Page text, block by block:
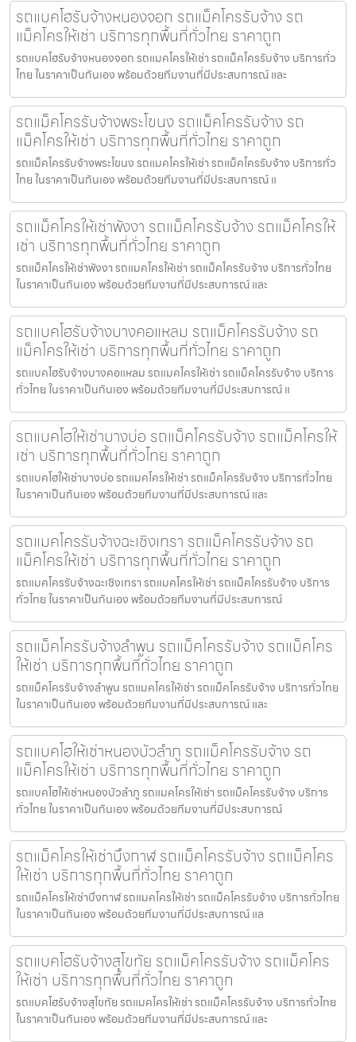
รถแบคโฮรับจ้างหนองจอก รถแม็คโครรับจ้าง รถ
แม็คโครให้เช่า บริการทุกพื้นที่ทั่วไทย ราคาถูก
รถแบคโฮรับจ้างหนองจอก รถแมคโครให้เช่า รถแม็คโครรับจ้าง บริการทั่ว
ไทย ในราคาเป็นกันเอง พร้อมด้วยทีมงานที่มีประสบการณ์ และ
รถแม็คโครรับจ้างพระโขนง รถแม็คโครรับจ้าง รถ
แม็คโครให้เช่า บริการทุกพื้นที่ทั่วไทย ราคาถูก
รถแม็คโครรับจ้างพระโขนง รถแมคโครให้เช่า รถแม็คโครรับจ้าง บริการทั่ว
ไทย ในราคาเป็นกันเอง พร้อมด้วยทีมงานที่มีประสบการณ์ แ
รถแม็คโครให้เช่าพังงา รถแม็คโครรับจ้าง รถแม็คโครให้
เช่า บริการทุกพื้นที่ทั่วไทย ราคาถูก
รถแม็คโครให้เช่าพังงา รถแมคโครให้เช่า รถแม็คโครรับจ้าง บริการทั่วไทย
ในราคาเป็นกันเอง พร้อมด้วยทีมงานที่มีประสบการณ์ และ
รถแบคโฮรับจ้างบางคอแหลม รถแม็คโครรับจ้าง รถ
แม็คโครให้เช่า บริการทุกพื้นที่ทั่วไทย ราคาถูก
รถแบคโฮรับจ้างบางคอแหลม รถแมคโครให้เช่า รถแม็คโครรับจ้าง บริการ
ทั่วไทย ในราคาเป็นกันเอง พร้อมด้วยทีมงานที่มีประสบการณ์ แ
รถแบคโฮให้เช่าบางบ่อ รถแม็คโครรับจ้าง รถแม็คโครให้
เช่า บริการทุกพื้นที่ทั่วไทย ราคาถูก
รถแบคโฮให้เช่าบางบ่อ รถแมคโครให้เช่า รถแม็คโครรับจ้าง บริการทั่วไทย
ในราคาเป็นกันเอง พร้อมด้วยทีมงานที่มีประสบการณ์ และ
รถแมคโครรับจ้างฉะเชิงเทรา รถแม็คโครรับจ้าง รถ
แม็คโครให้เช่า บริการทุกพื้นที่ทั่วไทย ราคาถูก
รถแมคโครรับจ้างฉะเชิงเทรา รถแมคโครให้เช่า รถแม็คโครรับจ้าง บริการ
ทั่วไทย ในราคาเป็นกันเอง พร้อมด้วยทีมงานที่มีประสบการณ์
รถแม็คโครรับจ้างลำพูน รถแม็คโครรับจ้าง รถแม็คโคร
ให้เช่า บริการทุกพื้นที่ทั่วไทย ราคาถูก
รถแม็คโครรับจ้างลำพูน รถแมคโครให้เช่า รถแม็คโครรับจ้าง บริการทั่วไทย
ในราคาเป็นกันเอง พร้อมด้วยทีมงานที่มีประสบการณ์ และ
รถแบคโฮให้เช่าหนองบัวลำภู รถแม็คโครรับจ้าง รถ
แม็คโครให้เช่า บริการทุกพื้นที่ทั่วไทย ราคาถูก
รถแบคโฮให้เช่าหนองบัวลำภู รถแมคโครให้เช่า รถแม็คโครรับจ้าง บริการ
ทั่วไทย ในราคาเป็นกันเอง พร้อมด้วยทีมงานที่มีประสบการณ์
รถแม็คโครให้เช่าบึงกาฬ รถแม็คโครรับจ้าง รถแม็คโคร
ให้เช่า บริการทุกพื้นที่ทั่วไทย ราคาถูก
รถแม็คโครให้เช่าบึงกาฬ รถแมคโครให้เช่า รถแม็คโครรับจ้าง บริการทั่วไทย
ในราคาเป็นกันเอง พร้อมด้วยทีมงานที่มีประสบการณ์ แล
รถแบคโฮรับจ้างสุโขทัย รถแม็คโครรับจ้าง รถแม็คโคร
ให้เช่า บริการทุกพื้นที่ทั่วไทย ราคาถูก
รถแบคโฮรับจ้างสุโขทัย รถแมคโครให้เช่า รถแม็คโครรับจ้าง บริการทั่วไทย
ในราคาเป็นกันเอง พร้อมด้วยทีมงานที่มีประสบการณ์ และ